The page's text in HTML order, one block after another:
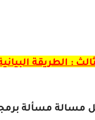
: الطريقة
مسألة برمجة